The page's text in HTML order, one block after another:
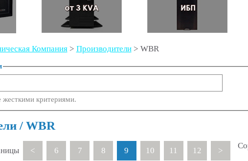
Компания> Производители> WBR
жесткими критериями.
/ WBR
< 6 7 8 9 10 11 12
>